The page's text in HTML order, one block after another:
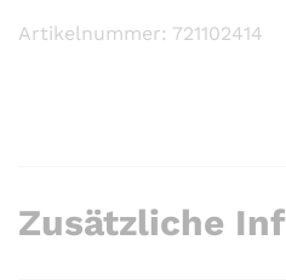
Artikelnummer: 721102414
Zusätzliche